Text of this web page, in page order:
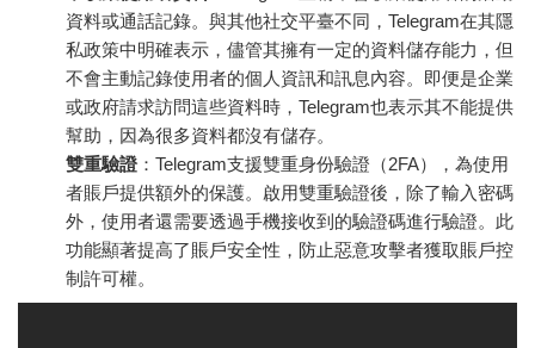
資料或通話記錄。與其他社交平臺不同，Telegram在其隱
私政策中明確表示，儘管其擁有一定的資料儲存能力，但
不會主動記錄使用者的個人資訊和訊息內容。即便是企業
或政府請求訪問這些資料時，Telegram也表示其不能提供
幫助，因為很多資料都沒有儲存。
雙重驗證 ：Telegram支援雙重身份驗證（2FA），為使用
者賬戶提供額外的保護。啟用雙重驗證後，除了輸入密碼
外，使用者還需要透過手機接收到的驗證碼進行驗證。此
功能顯著提高了賬戶安全性，防止惡意攻擊者獲取賬戶控
制許可權。